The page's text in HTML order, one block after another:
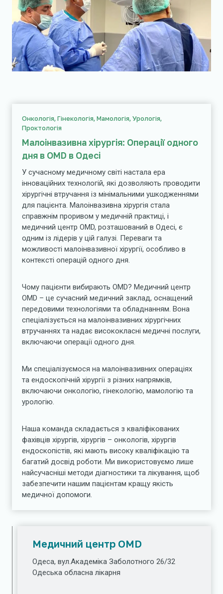
Онкологія, Гінекологія, Мамологія, Урологія,
Проктологія
Малоінвазивна хірургія: Операції одного
дня в OMD в Одесі
У сучасному медичному світі настала ера
інноваційних технологій, які дозволяють проводити
хірургічні втручання із мінімальними ушкодженнями
для пацієнта. Малоінвазивна хірургія стала
справжнім проривом у медичній практиці, і
медичний центр OMD, розташований в Одесі, є
одним із лідерів у цій галузі. Переваги та
можливості малоінвазивної хірургії, особливо в
контексті операцій одного дня.
Чому пацієнти вибирають OMD? Медичний центр
OMD – це сучасний медичний заклад, оснащений
передовими технологіями та обладнанням. Вона
спеціалізується на малоінвазивних хірургічних
втручаннях та надає висококласні медичні послуги,
включаючи операції одного дня.
Ми спеціалізуємося на малоінвазивних операціях
та ендоскопічній хірургії з різних напрямків,
включаючи онкологію, гінекологію, мамологію та
урологію.
Наша команда складається з кваліфікованих
фахівців хірургів, хірургів – онкологів, хірургів
ендоскопістів, які мають високу кваліфікацію та
багатий досвід роботи. Ми використовуємо лише
найсучасніші методи діагностики та лікування, щоб
забезпечити нашим пацієнтам кращу якість
медичної допомоги.
Медичний центр OMD
Одеса, вул.Академіка Заболотного 26/32
Одеська обласна лікарня